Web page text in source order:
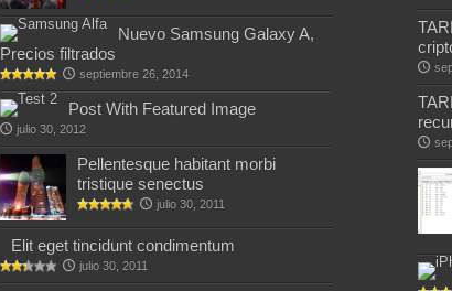
Nuevo Samsung Galaxy A,
Precios filtrados
septiembre 26, 2014
Post With Featured Image
julio 30, 2012
Pellentesque habitant morbi
tristique senectus
julio 30, 2011
Elit eget tincidunt condimentum
julio 30, 2011